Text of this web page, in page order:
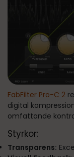
FabFilter Pro-C 2
digital
omfattande
Styrkor:
Transparens: